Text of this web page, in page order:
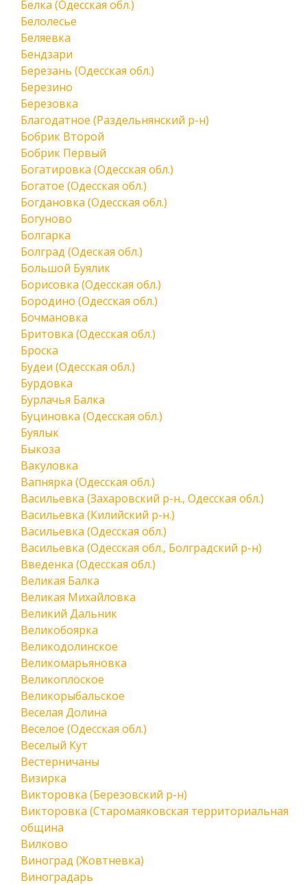
Белка (Одесская обл.)
Белолесье
Беляевка
Бендзари
Березань (Одесская обл.)
Березино
Березовка
Благодатное (Раздельнянский р-н)
Бобрик Второй
Бобрик Первый
Богатировка (Одесская обл.)
Богатое (Одесская обл.)
Богдановка (Одесская обл.)
Богуново
Болгарка
Болград (Одеская обл.)
Большой Буялик
Борисовка (Одесская обл.)
Бородино (Одесская обл.)
Бочмановка
Бритовка (Одесская обл.)
Броска
Будеи (Одесская обл.)
Бурдовка
Бурлачья Балка
Буциновка (Одесская обл.)
Буялык
Быкоза
Вакуловка
Вапнярка (Одесская обл.)
Васильевка (Захаровский р-н., Одесская обл.)
Васильевка (Килийский р-н.)
Васильевка (Одесская обл.)
Васильевка (Одесская обл., Болградский р-н)
Введенка (Одесская обл.)
Великая Балка
Великая Михайловка
Великий Дальник
Великобоярка
Великодолинское
Великомарьяновка
Великоплоское
Великорыбальское
Веселая Долина
Веселое (Одесская обл.)
Веселый Кут
Вестерничаны
Визирка
Викторовка (Березовский р-н)
Викторовка (Старомаяковская территориальная
община
Вилково
Виноград (Жовтневка)
Виноградарь